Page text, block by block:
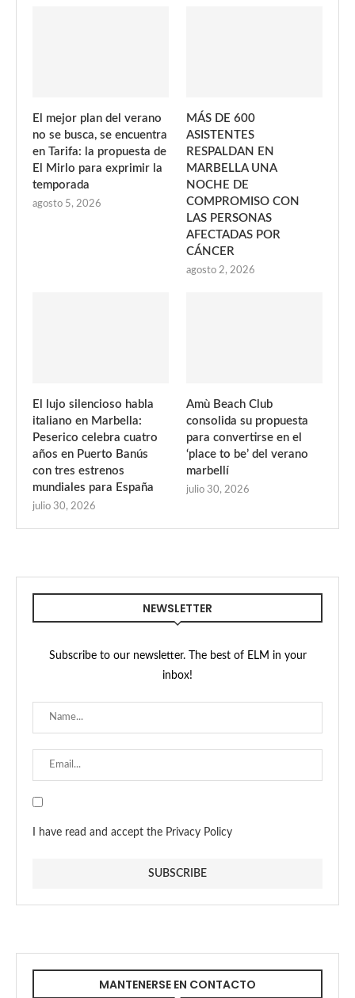
El mejor plan del verano
no se busca, se encuentra
en Tarifa: la propuesta de
El Mirlo para exprimir la
temporada
agosto 5, 2026
MÁS DE 600
ASISTENTES
RESPALDAN EN
MARBELLA UNA
NOCHE DE
COMPROMISO CON
LAS PERSONAS
AFECTADAS POR
CÁNCER
agosto 2, 2026
El lujo silencioso habla
italiano en Marbella:
Peserico celebra cuatro
años en Puerto Banús
con tres estrenos
mundiales para España
julio 30, 2026
Amù Beach Club
consolida su propuesta
para convertirse en el
‘place to be’ del verano
marbellí
julio 30, 2026
NEWSLETTER
Subscribe to our newsletter. The best of ELM in your
inbox!
I have read and accept the Privacy Policy
MANTENERSE EN CONTACTO